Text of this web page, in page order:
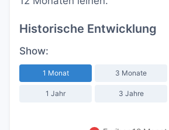
Historische Entwicklung
Show:
1 Monat 3 Monate
1 Jahr 3 Jahre